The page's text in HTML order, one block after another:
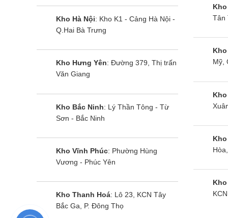
3.
3.1.
rộng
Kho Hà Nội: Kho K1 - Cảng Hà Nội -
Q.Hai Bà Trưng
Kho Hưng Yên: Đường 379, Thị trấn
Văn Giang
Kho Bắc Ninh: Lý Thần Tông - Từ
Sơn - Bắc Ninh
Kho Vĩnh Phúc: Phường Hùng
Vương - Phúc Yên
Kho Thanh Hoá: Lô 23, KCN Tây
Bắc Ga, P. Đông Thọ
Kho
Tân
Kho
Mỹ,
Kho